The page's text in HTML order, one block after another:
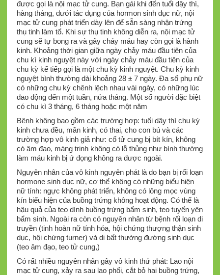
được gọi là nội mạc tử cung. Bạn gái khi đến tuổi dậy thì,
hàng tháng, dưới tác dụng của hormon sinh dục nữ, nội
mạc tử cung phát triển dày lên để sẵn sàng nhận trứng
thụ tinh làm tổ. Khi sự thụ tinh không diễn ra, nội mạc tử
cung sẽ tự bong ra và gây chảy máu hay còn gọi là hành
kinh. Khoảng thời gian giữa ngày chảy máu đầu tiên của
chu kì kinh nguyệt này với ngày chảy máu đầu tiên của
chu kỳ kế tiếp gọi là một chu kỳ kinh nguyệt. Chu kỳ kinh
nguyệt bình thường dài khoảng 28 ± 7 ngày. Đa số phụ nữ
có những chu kỳ chênh lệch nhau vài ngày, có những lúc
dao động đến một tuần, nửa tháng. Một số người đặc biệt
có chu kì 3 tháng, 6 tháng hoặc một năm
Bệnh không bao gồm các trường hợp: tuổi dậy thì chu kỳ
kinh chưa đều, mãn kinh, có thai, cho con bú và các
trường hợp vô kinh giả như: cổ tử cung bị bít kín, không
có âm đạo, màng trinh không có lỗ thủng như bình thường
làm máu kinh bị ứ đọng không ra được ngoài.
Nguyên nhân của vô kinh nguyên phát là do bạn bị rối loạn
hormone sinh dục nữ, cơ thể không có những biểu hiện
nữ tính: ngực không phát triển, không có lông mọc vùng
kín biểu hiện của buồng trứng không hoạt động. Có thể là
hậu quả của teo dính buồng trứng bẩm sinh, teo tuyến yên
bẩm sinh. Ngoài ra còn có nguyên nhân từ bệnh rối loạn di
truyền (tinh hoàn nữ tính hóa, hội chứng thượng thận sinh
dục, hội chứng turner) và di bất thường đường sinh dục
(teo âm đạo, teo tử cung,)
Có rất nhiều nguyên nhân gây vô kinh thứ phát: Lao nội
mạc tử cung, xảy ra sau lao phổi, cắt bỏ hai buồng trứng,